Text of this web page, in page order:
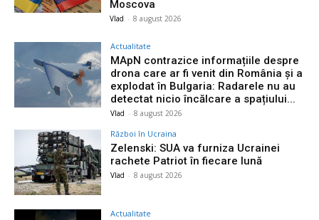
Moscova
Vlad - 8 august 2026
Actualitate
MApN contrazice informațiile despre
drona care ar fi venit din România și a
explodat în Bulgaria: Radarele nu au
detectat nicio încălcare a spațiului...
Vlad - 8 august 2026
Război în Ucraina
Zelenski: SUA va furniza Ucrainei
rachete Patriot în fiecare lună
Vlad - 8 august 2026
Actualitate